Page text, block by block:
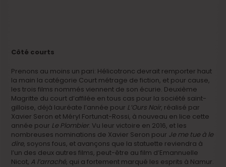
Côté courts
Prenons au moins un pari: Hélicotronc devrait remporter haut
la main la catégorie Court métrage de fiction, et pour cause,
les trois films nommés viennent de son écurie. Deuxième
Magritte du court d’affilée en tous cas pour la société saint-
gilloise, déjà lauréate l’année pour L’Ours Noir, réalisé par
Xavier Seron et Méryl Fortunat-Rossi, à nouveau en lice cette
année pour Le Plombier. Vu leur victoire en 2016, et les
nombreuses nominations de Xavier Seron pour Je me tue à le
dire, soyons fous, et avançons que la statuette reviendra à
l’un des deux autres films, peut-être au film d’Emannuelle
Nicot, A l’arraché, qui a fortement marqué les esprits à Namur.